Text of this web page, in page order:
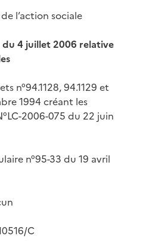
l’action sociale
4 juillet 2006 relative
n°94.1128, 94.1129 et
1994 créant les
2006-075 du 22 juin
n°95-33 du 19 avril
C